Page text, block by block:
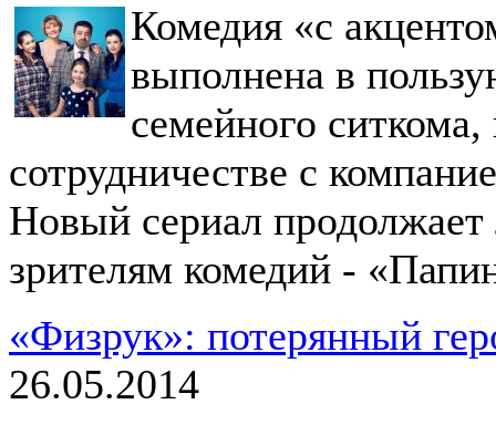
Комедия «с
выполнена в
семейного
сотрудничестве с
Новый сериал
зрителям комедий -
«Физрук»: потерянный
26.05.2014